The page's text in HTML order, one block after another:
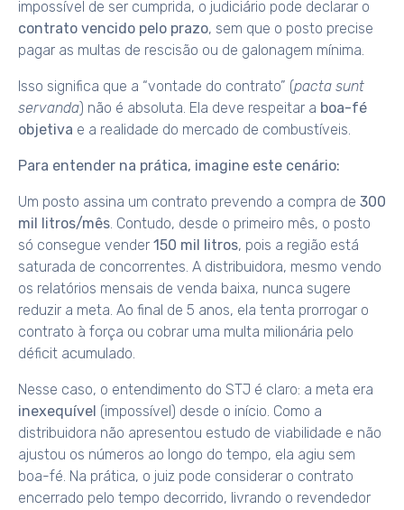
impossível de ser cumprida, o judiciário pode declarar o
contrato vencido pelo prazo, sem que o posto precise
pagar as multas de rescisão ou de galonagem mínima.
Isso significa que a “vontade do contrato” (pacta sunt
servanda) não é absoluta. Ela deve respeitar a boa-fé
objetiva e a realidade do mercado de combustíveis.
Para entender na prática, imagine este cenário:
Um posto assina um contrato prevendo a compra de 300
mil litros/mês. Contudo, desde o primeiro mês, o posto
só consegue vender 150 mil litros, pois a região está
saturada de concorrentes. A distribuidora, mesmo vendo
os relatórios mensais de venda baixa, nunca sugere
reduzir a meta. Ao final de 5 anos, ela tenta prorrogar o
contrato à força ou cobrar uma multa milionária pelo
déficit acumulado.
Nesse caso, o entendimento do STJ é claro: a meta era
inexequível (impossível) desde o início. Como a
distribuidora não apresentou estudo de viabilidade e não
ajustou os números ao longo do tempo, ela agiu sem
boa-fé. Na prática, o juiz pode considerar o contrato
encerrado pelo tempo decorrido, livrando o revendedor